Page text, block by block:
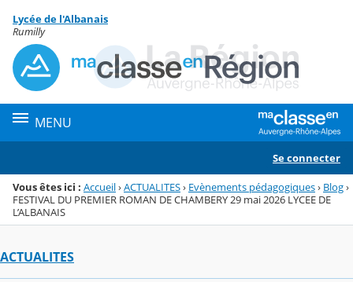
Menu de la rubrique
Contenu
Lycée de l'Albanais
Rumilly
MENU
Se connecter
Vous êtes ici : Accueil›ACTUALITES› Evènements pédagogiques› Blog›
FESTIVAL DU PREMIER ROMAN DE CHAMBERY 29 mai 2026 LYCEE DE
L’ALBANAIS
ACTUALITES